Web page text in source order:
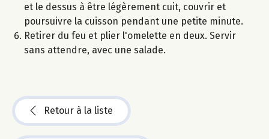
et le dessus à être légèrement cuit, couvrir et
poursuivre la cuisson pendant une petite minute.
Retirer du feu et plier l'omelette en deux. Servir
sans attendre, avec une salade.
Retour à la liste